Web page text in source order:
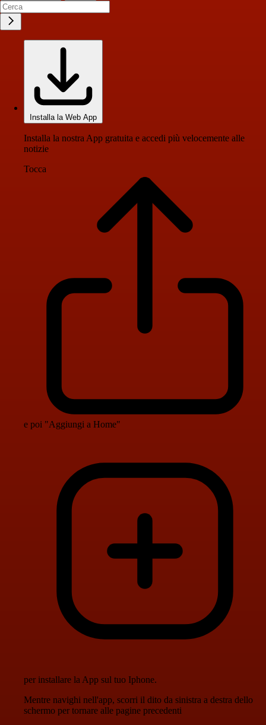
Installa la Web App
Installa la nostra App gratuita e accedi più velocemente alle
notizie
Tocca
e poi "Aggiungi a Home"
per installare la App sul tuo Iphone.
Mentre navighi nell'app, scorri il dito da sinistra a destra dello
schermo per tornare alle pagine precedenti